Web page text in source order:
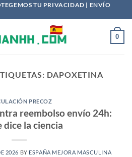
TU PRIVACIDAD | ENVÍO
0
DAPOXETINA
PRECOZ
reembolso envío 24h:
dice la ciencia
2026 BY ESPAÑA MEJORA MASCULINA